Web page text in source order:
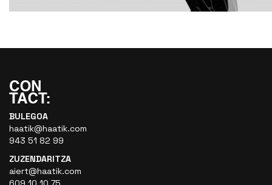
BULEGOA
haatik@haatik.com
943 51 82 99
ZUZENDARITZA
aiert@haatik.com